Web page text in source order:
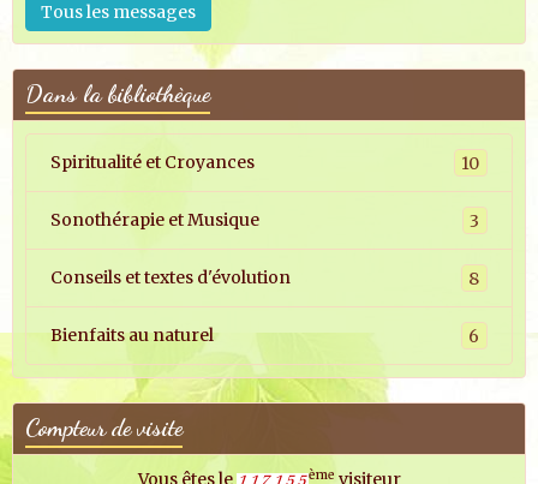
Tous les messages
Dans la bibliothèque
Spiritualité et Croyances 10
Sonothérapie et Musique 3
Conseils et textes d'évolution 8
Bienfaits au naturel 6
Compteur de visite
Vous êtes le ème visiteur